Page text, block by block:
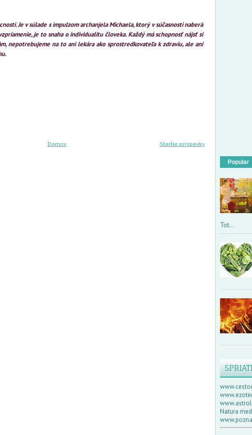
Je v súlade s impulzom archanjela Michaela, ktorý v súčasnosti naberá
je to snaha o individualitu človeka. Každý má schopnosť nájsť si
nepotrebujeme na to ani lekára ako sprostredkovateľa k zdraviu, ale ani
Staršie príspevky
Domov
Popular
Tot...
Natura